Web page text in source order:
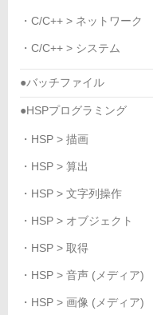
・C/C++ > ネットワーク
・C/C++ > システム
●バッチファイル
●HSPプログラミング
・HSP > 描画
・HSP > 算出
・HSP > 文字列操作
・HSP > オブジェクト
・HSP > 取得
・HSP > 音声 (メディア)
・HSP > 画像 (メディア)